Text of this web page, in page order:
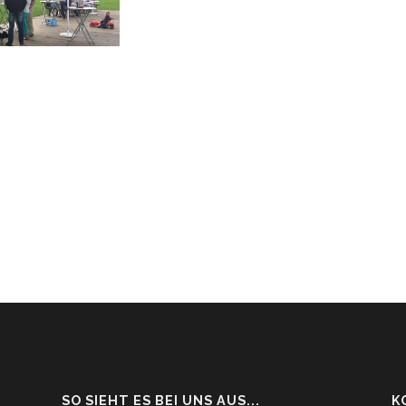
SO SIEHT ES BEI UNS AUS...